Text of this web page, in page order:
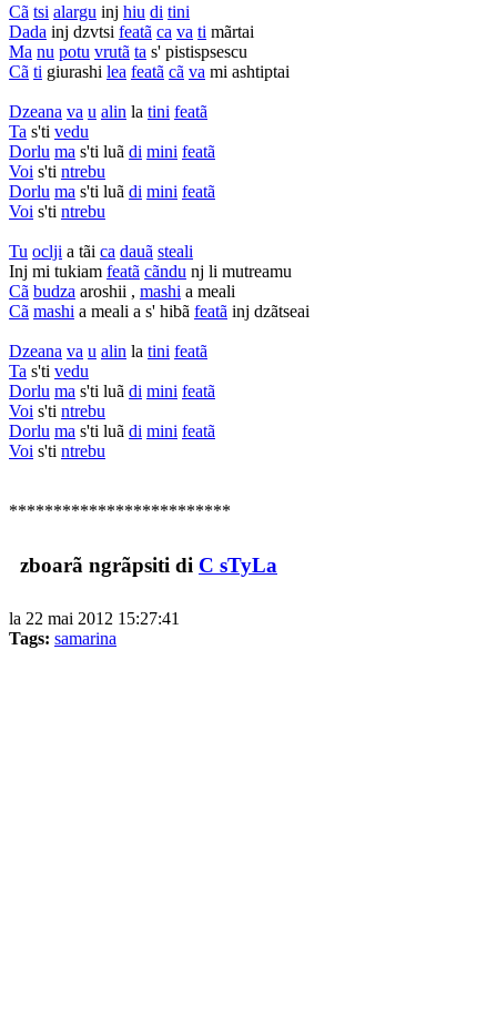
Cã tsi alargu inj hiu di tini
Dada inj dzvtsi featã ca va ti mãrtai
Ma nu potu vrutã ta s' pistispsescu
Cã ti giurashi lea featã cã va mi ashtiptai
Dzeana va u alin la tini featã
Ta s'ti vedu
Dorlu ma s'ti luã di mini featã
Voi s'ti ntrebu
Dorlu ma s'ti luã di mini featã
Voi s'ti ntrebu
Tu oclji a tãi ca dauã steali
Inj mi tukiam featã cãndu nj li mutreamu
Cã budza aroshii , mashi a meali
Cã mashi a meali a s' hibã featã inj dzãtseai
Dzeana va u alin la tini featã
Ta s'ti vedu
Dorlu ma s'ti luã di mini featã
Voi s'ti ntrebu
Dorlu ma s'ti luã di mini featã
Voi s'ti ntrebu
*************************
zboarã ngrãpsiti di C sTyLa
la 22 mai 2012 15:27:41
Tags: samarina